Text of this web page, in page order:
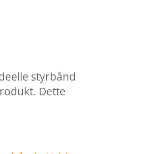
styrbånd
Dette